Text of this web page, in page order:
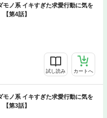
モノ系 イキすぎた求愛行動に気を
第4話】
試し読み カートへ
モノ系 イキすぎた求愛行動に気を
第3話】